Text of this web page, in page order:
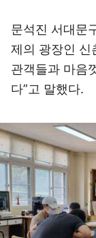
문석진 서대문
제의 광장인 신
관객들과 마음
다”고 말했다.